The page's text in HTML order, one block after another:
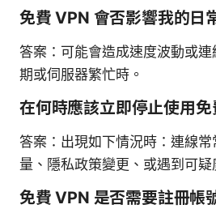
免費 VPN 會否影響我的日
答案：可能會造成速度波動或
期或伺服器繁忙時。
在何時應該立即停止使用免
答案：出現如下情況時：連線
量、隱私政策變更、或遇到可疑
免費 VPN 是否需要註冊帳